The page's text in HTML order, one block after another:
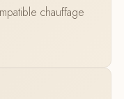
chauffage